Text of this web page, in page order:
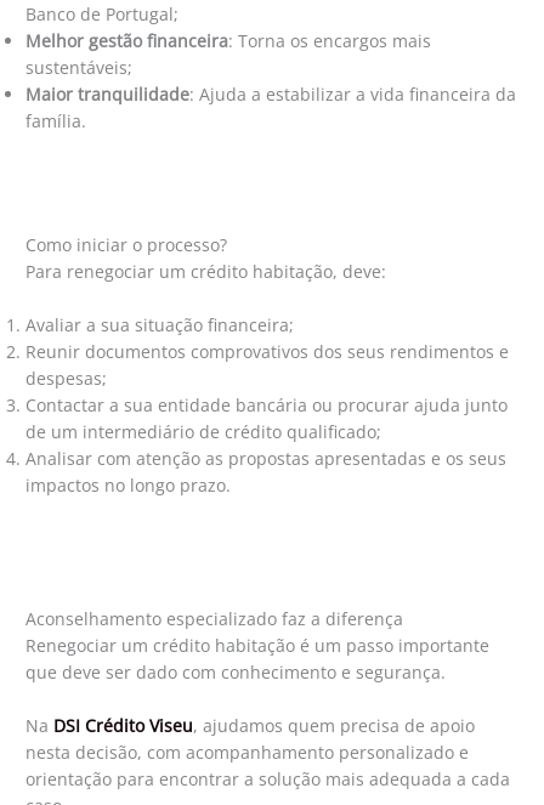
Banco de Portugal;
Melhor gestão financeira: Torna os encargos mais
sustentáveis;
Maior tranquilidade: Ajuda a estabilizar a vida financeira da
família.
Como iniciar o processo?
Para renegociar um crédito habitação, deve:
Avaliar a sua situação financeira;
Reunir documentos comprovativos dos seus rendimentos e
despesas;
Contactar a sua entidade bancária ou procurar ajuda junto
de um intermediário de crédito qualificado;
Analisar com atenção as propostas apresentadas e os seus
impactos no longo prazo.
Aconselhamento especializado faz a diferença
Renegociar um crédito habitação é um passo importante
que deve ser dado com conhecimento e segurança.
Na DSI Crédito Viseu, ajudamos quem precisa de apoio
nesta decisão, com acompanhamento personalizado e
orientação para encontrar a solução mais adequada a cada